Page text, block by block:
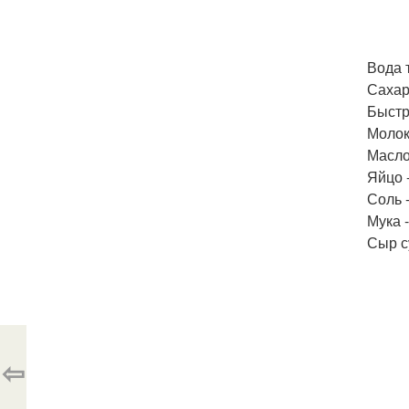
Вода
Яйцо
Соль
Мука
Сыр
⇦